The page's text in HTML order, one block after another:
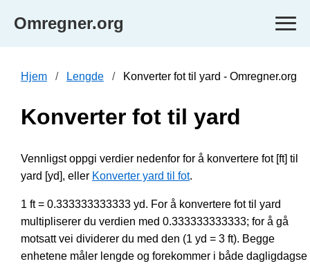
Omregner.org
Hjem Lengde Konverter fot til yard - Omregner.org
Konverter fot til yard
Vennligst oppgi verdier nedenfor for å konvertere fot [ft] til
yard [yd], eller Konverter yard til fot.
1 ft = 0.333333333333 yd. For å konvertere fot til yard
multipliserer du verdien med 0.333333333333; for å gå
motsatt vei dividerer du med den (1 yd = 3 ft). Begge
enhetene måler lengde og forekommer i både dagligdagse